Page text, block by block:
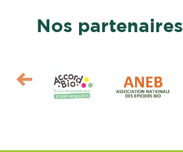
Nos partenaires